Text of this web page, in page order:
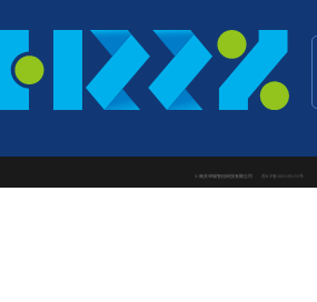
© 南京华瑞智信科技有限公司 苏ICP备2025195155号